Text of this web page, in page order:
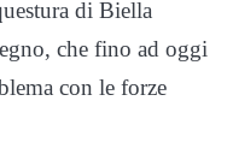
di Biella
che fino ad oggi
con le forze